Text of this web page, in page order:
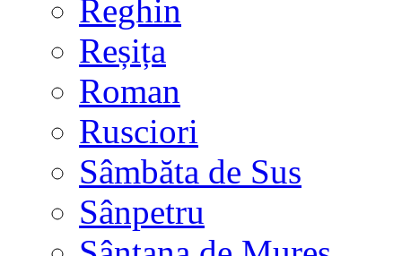
Reghin
Reșița
Roman
Rusciori
Sâmbăta de Sus
Sânpetru